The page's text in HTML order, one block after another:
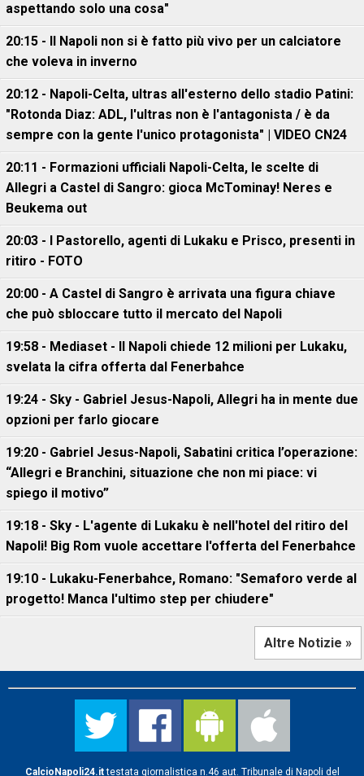
aspettando solo una cosa"
20:15 - Il Napoli non si è fatto più vivo per un calciatore
che voleva in inverno
20:12 - Napoli-Celta, ultras all'esterno dello stadio Patini:
"Rotonda Diaz: ADL, l'ultras non è l'antagonista / è da
sempre con la gente l'unico protagonista" | VIDEO CN24
20:11 - Formazioni ufficiali Napoli-Celta, le scelte di
Allegri a Castel di Sangro: gioca McTominay! Neres e
Beukema out
20:03 - I Pastorello, agenti di Lukaku e Prisco, presenti in
ritiro - FOTO
20:00 - A Castel di Sangro è arrivata una figura chiave
che può sbloccare tutto il mercato del Napoli
19:58 - Mediaset - Il Napoli chiede 12 milioni per Lukaku,
svelata la cifra offerta dal Fenerbahce
19:24 - Sky - Gabriel Jesus-Napoli, Allegri ha in mente due
opzioni per farlo giocare
19:20 - Gabriel Jesus-Napoli, Sabatini critica l’operazione:
“Allegri e Branchini, situazione che non mi piace: vi
spiego il motivo”
19:18 - Sky - L'agente di Lukaku è nell'hotel del ritiro del
Napoli! Big Rom vuole accettare l'offerta del Fenerbahce
19:10 - Lukaku-Fenerbahce, Romano: "Semaforo verde al
progetto! Manca l'ultimo step per chiudere"
Altre Notizie »
CalcioNapoli24.ittestata giornalistica n.46 aut. Tribunale di Napoli del